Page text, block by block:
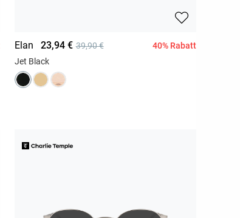
Elan 23,94 € 39,90 €
40% Rabatt
Jet Black